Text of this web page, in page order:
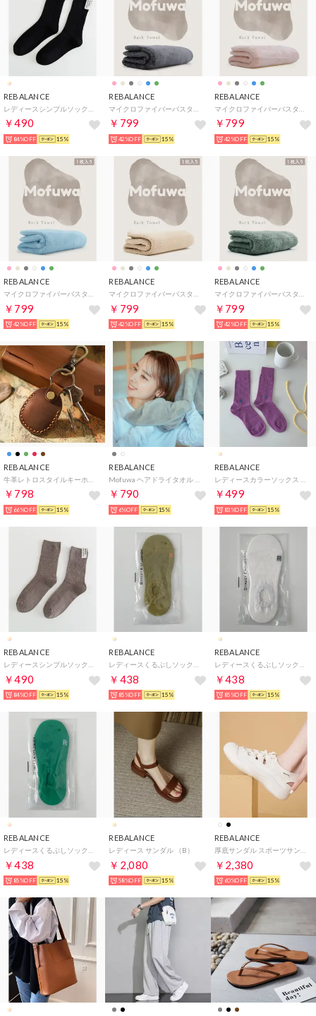
REBALANCE
￥490
84%OFF 15%
REBALANCE
￥799
42%OFF 15%
REBALANCE
￥799
42%OFF 15%
REBALANCE
マイクロファイバーバスタオル 1枚 Daily【返品不可商品】 （アクアブルー）
￥799
42%OFF 15%
REBALANCE
マイクロファイバーバスタオル 1枚 Daily【返品不可商品】 （ナチュラルベージュ）
￥799
42%OFF 15%
REBALANCE
マイクロファイバーバスタオル 1枚 Daily【返品不可商品】 （セージグリーン）
￥799
42%OFF 15%
REBALANCE
￥798
66%OFF 15%
REBALANCE
￥790
6%OFF 15%
REBALANCE
￥499
83%OFF 15%
REBALANCE
レディースシンプルソックス （C）
￥490
84%OFF 15%
REBALANCE
レディースくるぶしソックス （E）
￥438
85%OFF 15%
REBALANCE
レディースくるぶしソックス （I）
￥438
85%OFF 15%
REBALANCE
￥438
85%OFF 15%
REBALANCE
レディース サンダル （B）
￥2,080
58%OFF 15%
REBALANCE
￥2,380
60%OFF 15%